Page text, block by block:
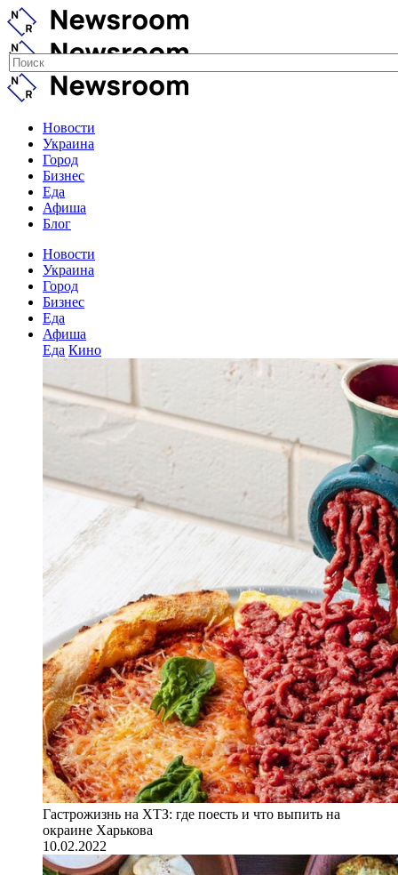
Новости
Украина
Город
Бизнес
Еда
Афиша
Блог
Новости
Украина
Город
Бизнес
Еда
Афиша
Еда Кино
Гастрожизнь на ХТЗ: где поесть и что выпить на
окраине Харькова
10.02.2022